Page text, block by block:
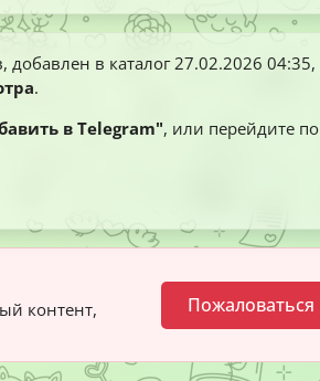
добавлен в каталог27.02.2026 04:35,
.
в Telegram", или перейдите по
контент,
Пожаловаться